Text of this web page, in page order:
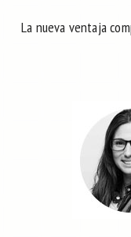
La nueva ventaja